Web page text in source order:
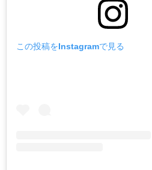
この投稿をInstagramで見る